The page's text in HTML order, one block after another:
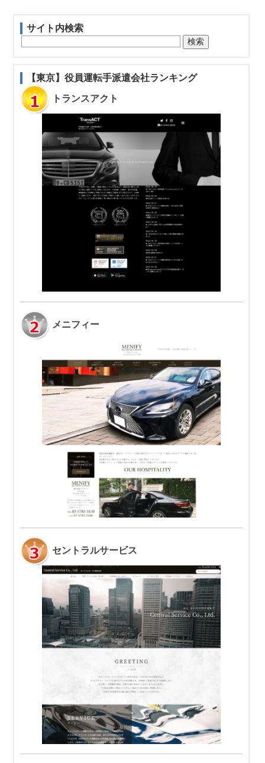
サイト内検索
【東京】役員運転手派遣会社ランキング
トランスアクト
メニフィー
セントラルサービス